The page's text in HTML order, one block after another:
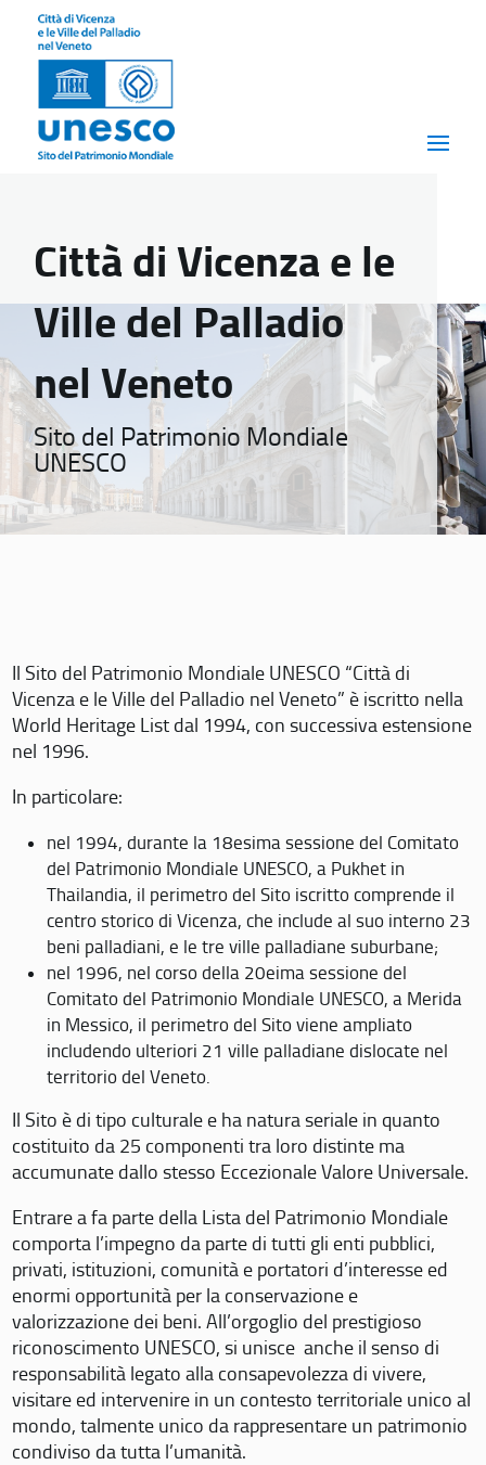
Città di Vicenza e le
Ville del Palladio
nel Veneto
Sito del Patrimonio Mondiale
UNESCO
Il Sito del Patrimonio Mondiale UNESCO “Città di
Vicenza e le Ville del Palladio nel Veneto” è iscritto nella
World Heritage List dal 1994, con successiva estensione
nel 1996.
In particolare:
nel 1994, durante la 18esima sessione del Comitato
del Patrimonio Mondiale UNESCO, a Pukhet in
Thailandia, il perimetro del Sito iscritto comprende il
centro storico di Vicenza, che include al suo interno 23
beni palladiani, e le tre ville palladiane suburbane;
nel 1996, nel corso della 20eima sessione del
Comitato del Patrimonio Mondiale UNESCO, a Merida
in Messico, il perimetro del Sito viene ampliato
includendo ulteriori 21 ville palladiane dislocate nel
territorio del Veneto.
Il Sito è di tipo culturale e ha natura seriale in quanto
costituito da 25 componenti tra loro distinte ma
accumunate dallo stesso Eccezionale Valore Universale.
Entrare a fa parte della Lista del Patrimonio Mondiale
comporta l’impegno da parte di tutti gli enti pubblici,
privati, istituzioni, comunità e portatori d’interesse ed
enormi opportunità per la conservazione e
valorizzazione dei beni. All’orgoglio del prestigioso
riconoscimento UNESCO, si unisce anche il senso di
responsabilità legato alla consapevolezza di vivere,
visitare ed intervenire in un contesto territoriale unico al
mondo, talmente unico da rappresentare un patrimonio
condiviso da tutta l’umanità.